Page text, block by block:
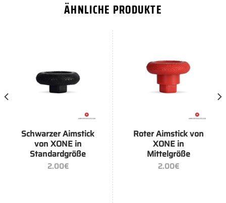
ÄHNLICHE PRODUKTE
Schwarzer Aimstick
von XONE in
Standardgröße
2.00€
Roter Aimstick von
XONE in
Mittelgröße
2.00€